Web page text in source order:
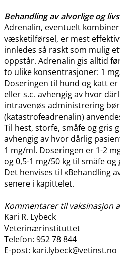
Behandling av alvorlige og
Adrenalin, eventuelt
væsketilførsel, er mest
innledes så raskt som mulig
oppstår. Adrenalin gis alltid
to ulike konsentrasjoner: 1
Doseringen til hund og katt er
eller s.c. avhengig av hvor
intravenøs administrering
(katastrofeadrenalin)
Til hest, storfe, småfe og gris
avhengig av hvor dårlig
1 mg​/​ml. Doseringen er 1-2
og 0,5-1 mg/50 kg til småfe og
Det henvises til «Behandling
senere i kapittelet.
Kommentarer til vaksinasjon
Kari R. Lybeck
Veterinærinstituttet
Telefon: 952 78 844
E-post: kari.lybeck@vetinst.no